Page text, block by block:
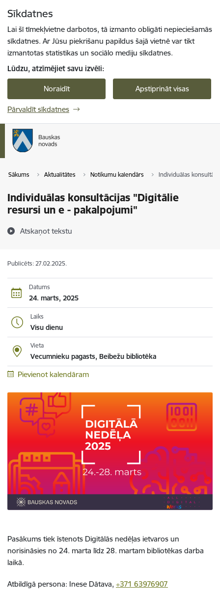
Sīkdatnes
Lai šī tīmekļvietne darbotos, tā izmanto obligāti nepieciešamās
sīkdatnes. Ar Jūsu piekrišanu papildus šajā vietnē var tikt
izmantotas statistikas un sociālo mediju sīkdatnes.
Lūdzu, atzīmējiet savu izvēli:
Noraidīt Apstiprināt visas
Pārvaldīt sīkdatnes
Sākums Aktualitātes Notikumu kalendārs Individuālas
Individuālas konsultācijas "Digitālie
resursi un e - pakalpojumi"
Atskaņot tekstu
Publicēts: 27.02.2025.
Datums
24. marts, 2025
Laiks
Visu dienu
Vieta
Vecumnieku pagasts, Beibežu bibliotēka
Pievienot kalendāram
Pasākums tiek īstenots Digitālās nedēļas ietvaros un
norisināsies no 24. marta līdz 28. martam bibliotēkas darba
laikā.
Atbildīgā persona: Inese Dātava, +371 63976907